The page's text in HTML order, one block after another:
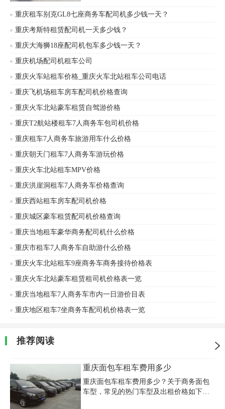
长途包车服务，价格会更高，具体价格根
据所需时间、里程、路况等因素而定。另
外，司机的服务态度和素质对价格也有影
重庆租车别克GL8七座商务车配司机多少钱一天？
重庆考斯特租赁配司机一天多少钱？
重庆大海狮18座配司机包车多少钱一天？
重庆机场配司机租车公司
重庆火车站租车价格_重庆火车北站租车公司电话
重庆飞机场租车房车配司机价格查询
重庆火车北站豪车租赁自驾游价格
重庆T2航站楼租车7人商务车包司机价格
重庆租车7人商务车旅游用车什么价格
重庆朝天门租车7人商务车游玩价格
重庆火车北站租车MPV价格
重庆洪崖洞租车7人商务车价格查询
重庆西站租车房车配司机价格
重庆城区豪车租赁配司机价格查询
重庆当地租车豪华商务配司机什么价格
重庆市租车7人商务车自助游什么价格
重庆火车北站租车9座商务车商务接待价格表
重庆火车北站豪车租赁租司机价格表一览
重庆当地租车7人商务车市内一日游价目表
重庆地区租车7坐商务车配司机价格表一览
推荐阅读
重庆面包车租车费用多少
重庆面包车租车费用多少？关于商务面包
车型，常见的热门车型及出租价格如下：